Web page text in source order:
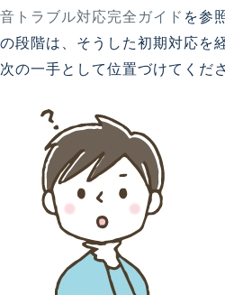
音トラブル対応完全ガイド を参
の段階は、そうした初期対応を
次の一手として位置づけてくだ